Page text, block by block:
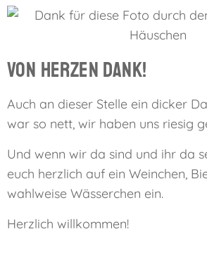
Von Herzen Dank!
Auch an dieser Stelle ein dicker
war so nett, wir haben uns riesig
Und wenn wir da sind und ihr da
euch herzlich auf ein Weinchen,
wahlweise Wässerchen ein.
Herzlich willkommen!